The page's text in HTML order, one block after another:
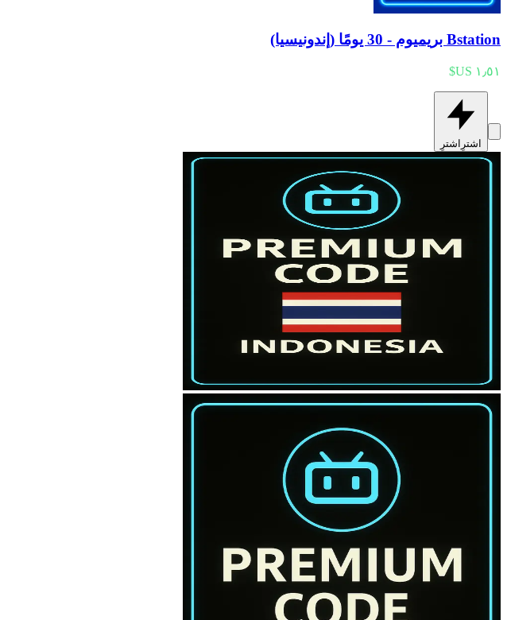
Bstation بريميوم - 30 يومًا (إندونيسيا)
اشترِ اشترِ